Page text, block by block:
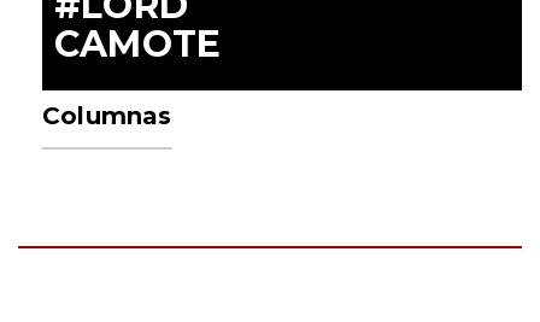
CAMOTE
Columnas